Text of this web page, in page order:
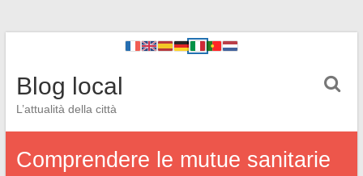
Blog local
L’attualità della città
Comprendere le mutue sanitarie